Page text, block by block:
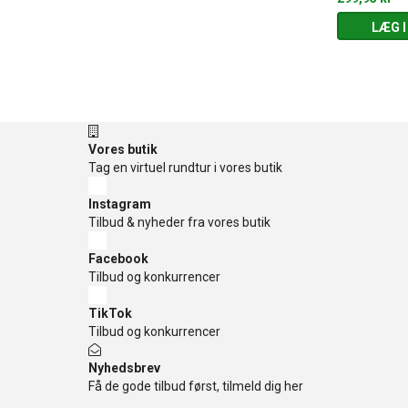
LÆG I
Vores butik
Tag en virtuel rundtur i vores butik
Instagram
Tilbud & nyheder fra vores butik
Facebook
Tilbud og konkurrencer
TikTok
Tilbud og konkurrencer
Nyhedsbrev
Få de gode tilbud først, tilmeld dig her